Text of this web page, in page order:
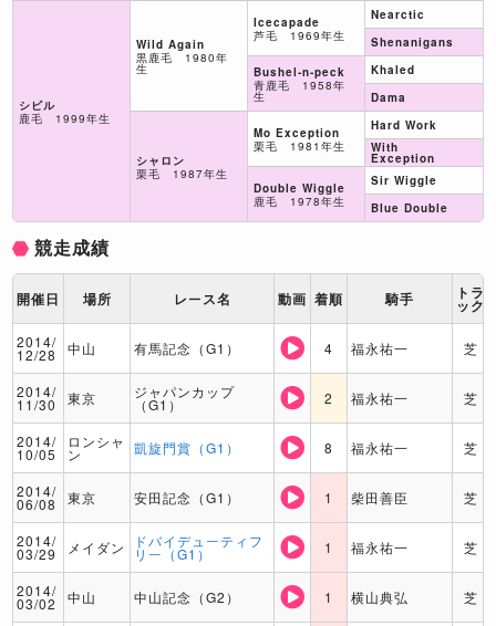
シビル
鹿毛 1999年生
Wild Again
黒鹿毛 1980年
生
シャロン
栗毛 1987年生
Icecapade
芦毛 1969年生
Bushel-n-peck
青鹿毛 1958年
生
Mo Exception
栗毛 1981年生
Double Wiggle
鹿毛 1978年生
Nearctic
Shenanigans
Khaled
Dama
Hard Work
With
Exception
Sir Wiggle
Blue Double
競走成績
開催日 場所 レース名 動画 着順 騎手 トラ
ック
2014/
12/28 中山 有馬記念（G1） 4 福永祐一 芝
2014/
11/30 東京 ジャパンカップ
（G1） 2 福永祐一 芝
2014/
10/05
ロンシャ
ン 凱旋門賞（G1） 8 福永祐一 芝
2014/
06/08 東京 安田記念（G1） 1 柴田善臣 芝
2014/
03/29 メイダン ドバイデューティフ
リー（G1） 1 福永祐一 芝
2014/
03/02 中山 中山記念（G2） 1 横山典弘 芝